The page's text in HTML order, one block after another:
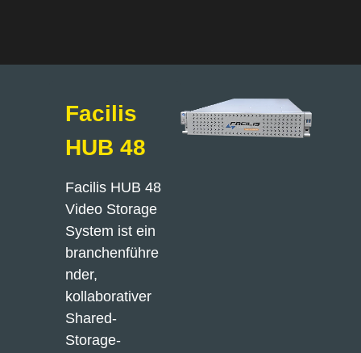
Facilis
HUB 48
Facilis HUB 48
Video Storage
System ist ein
branchenführe
nder,
kollaborativer
Shared-
Storage-